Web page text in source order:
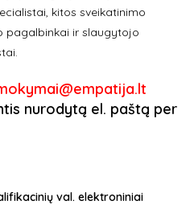
kitos sveikatinimo
pagalbinkai ir slaugytojo
nurodytą el. paštą per
val. elektroniniai